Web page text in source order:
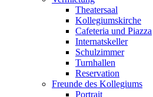
Theatersaal
Kollegiumskirche
Cafeteria und Piazza
Internatskeller
Schulzimmer
Turnhallen
Reservation
Freunde des Kollegiums
Portrait